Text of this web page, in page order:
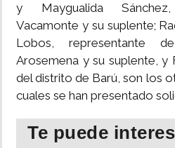
y Maygualida
Vacamonte y su suplente;
Lobos, representante
Arosemena y su suplente, y
del distrito de Barú, son los
cuales se han presentado
Te puede